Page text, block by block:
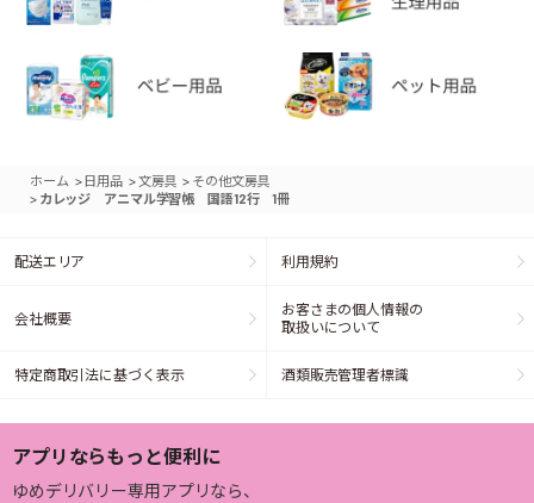
ホーム > 日用品 >文房具 > その他文房具
> カレッジ アニマル学習帳 国語12行 1冊
配送エリア 利用規約
会社概要
お客さまの個人情報の
取扱いについて
特定商取引法に基づく表示 酒類販売管理者標識
アプリならもっと便利に
ゆめデリバリー専用アプリなら、